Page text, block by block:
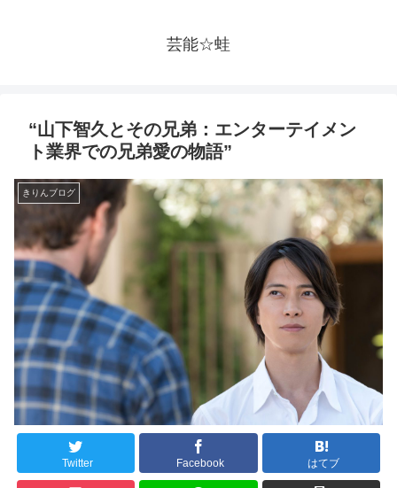
芸能☆蛙
“山下智久とその兄弟：エンターテイメン
ト業界での兄弟愛の物語”
きりんブログ
Twitter Facebook はてブ